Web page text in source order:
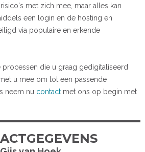
met zich mee, maar alles kan
een login en de hosting en
via populaire en erkende
die u graag gedigitaliseerd
u mee om tot een passende
neem nu contactmet ons op begin met